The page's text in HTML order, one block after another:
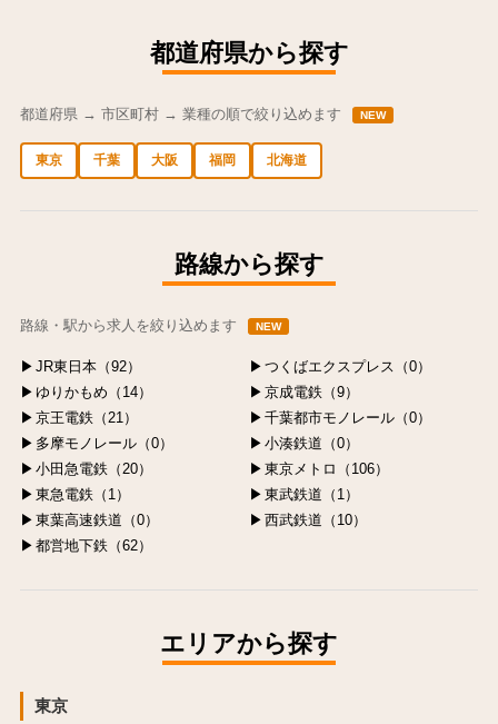
都道府県から探す
都道府県 → 市区町村 → 業種の順で絞り込めます NEW
東京 千葉 大阪 福岡 北海道
路線から探す
路線・駅から求人を絞り込めます NEW
JR東日本（92）
つくばエクスプレス（0）
ゆりかもめ（14）
京成電鉄（9）
京王電鉄（21）
千葉都市モノレール（0）
多摩モノレール（0）
小湊鉄道（0）
小田急電鉄（20）
東京メトロ（106）
東急電鉄（1）
東武鉄道（1）
東葉高速鉄道（0）
西武鉄道（10）
都営地下鉄（62）
エリアから探す
東京